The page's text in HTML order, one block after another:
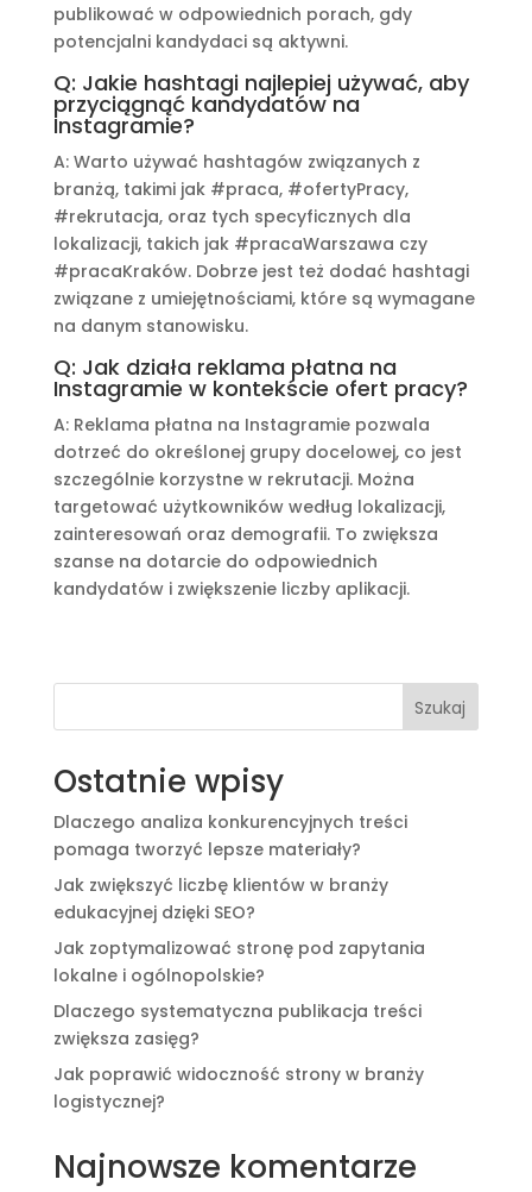
publikować w odpowiednich porach, gdy
potencjalni kandydaci są aktywni.
Q: Jakie hashtagi najlepiej używać, aby
przyciągnąć kandydatów na
Instagramie?
A: Warto używać hashtagów związanych z
branżą, takimi jak #praca, #ofertyPracy,
#rekrutacja, oraz tych specyficznych dla
lokalizacji, takich jak #pracaWarszawa czy
#pracaKraków. Dobrze jest też dodać hashtagi
związane z umiejętnościami, które są wymagane
na danym stanowisku.
Q: Jak działa reklama płatna na
Instagramie w kontekście ofert pracy?
A: Reklama płatna na Instagramie pozwala
dotrzeć do określonej grupy docelowej, co jest
szczególnie korzystne w rekrutacji. Można
targetować użytkowników według lokalizacji,
zainteresowań oraz demografii. To zwiększa
szanse na dotarcie do odpowiednich
kandydatów i zwiększenie liczby aplikacji.
Szukaj
Ostatnie wpisy
Dlaczego analiza konkurencyjnych treści
pomaga tworzyć lepsze materiały?
Jak zwiększyć liczbę klientów w branży
edukacyjnej dzięki SEO?
Jak zoptymalizować stronę pod zapytania
lokalne i ogólnopolskie?
Dlaczego systematyczna publikacja treści
zwiększa zasięg?
Jak poprawić widoczność strony w branży
logistycznej?
Najnowsze komentarze